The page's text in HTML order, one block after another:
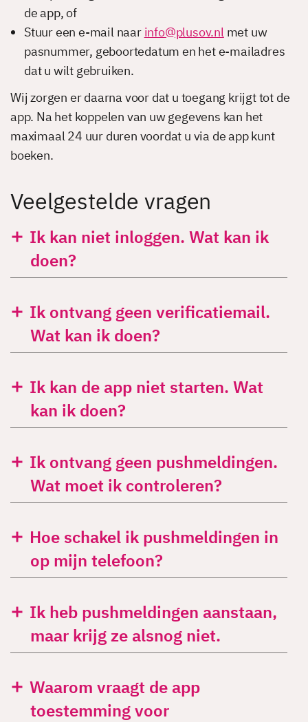
de app, of
Stuur een e-mail naar info@plusov.nlmet uw
pasnummer, geboortedatum en het e-mailadres
dat u wilt gebruiken.
Wij zorgen er daarna voor dat u toegang krijgt tot de
app. Na het koppelen van uw gegevens kan het
maximaal 24 uur duren voordat u via de app kunt
boeken.
Veelgestelde vragen
doen?
Wat kan ik doen?
kan ik doen?
Wat moet ik controleren?
op mijn telefoon?
maar krijg ze alsnog niet.
toestemming voor